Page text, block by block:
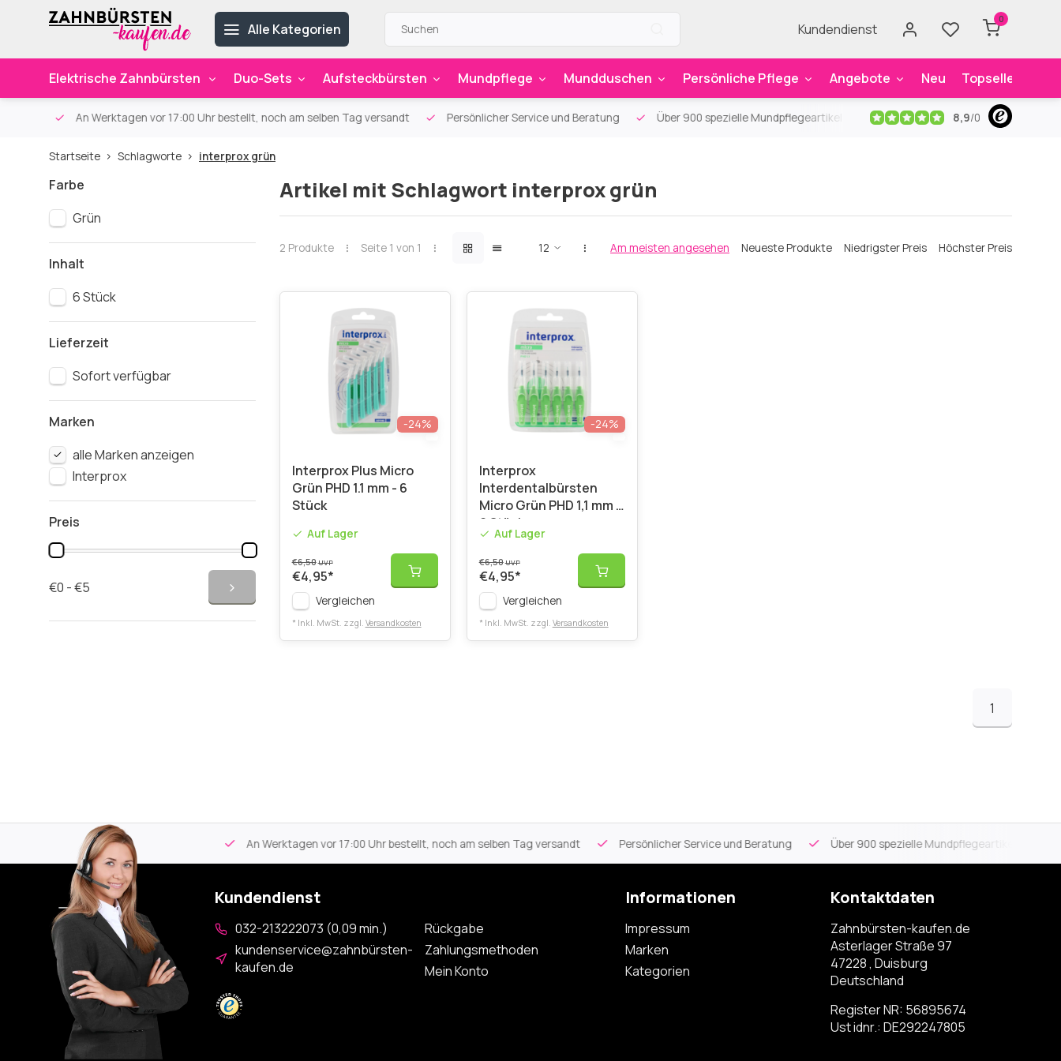
Alle Kategorien Kundendienst
0
Elektrische Zahnbürsten Duo-Sets Aufsteckbürsten Mundpflege Mundduschen Persönliche Pflege Angebote Neu Topseller
An Werktagen vor 17:00 Uhr bestellt, noch am selben Tag versandt Persönlicher Service und Beratung Über 900 spezielle Mundpflegeartikel Kostenloser Versandab 59€
8,9/0
Startseite Schlagworte interprox grün
Farbe
Grün
Inhalt
6 Stück
Lieferzeit
Sofort verfügbar
Marken
alle Marken anzeigen
Interprox
Preis
€0 - €5
Artikel mit Schlagwort interprox grün
2 Produkte Seite 1 von 1 Am meisten angesehen Neueste Produkte Niedrigster Preis Höchster Preis
-24%
Interprox Plus Micro
Grün PHD 1.1 mm - 6
Stück
Auf Lager
€6,50UVP
€4,95*
Vergleichen
* Inkl. MwSt. zzgl. Versandkosten
-24%
Interprox
Interdentalbürsten
Micro Grün PHD 1,1 mm –
6 Stück
Auf Lager
€6,50UVP
€4,95*
Vergleichen
* Inkl. MwSt. zzgl. Versandkosten
1
Kostenloser Versand An Werktagen vor 17:00 Uhr bestellt, noch am selben Tag versandt Persönlicher Service und Beratung Über 900 spezielle Mundpflegeartikel
Kundendienst
032-213222073 (0,09 min.)
kundenservice@zahnbürsten-
kaufen.de
Rückgabe
Zahlungsmethoden
Mein Konto
Informationen
Impressum
Marken
Kategorien
Kontaktdaten
Zahnbürsten-kaufen.de
Asterlager Straße 97
47228 , Duisburg
Deutschland
Register NR: 56895674
Ust idnr.: DE292247805